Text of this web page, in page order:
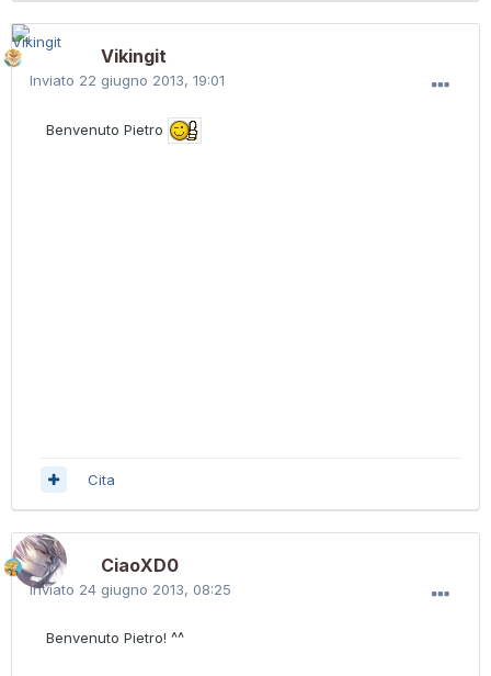
Vikingit
Inviato 22 giugno 2013, 19:01
Benvenuto Pietro
Cita
CiaoXD0
Inviato 24 giugno 2013, 08:25
Benvenuto Pietro! ^^